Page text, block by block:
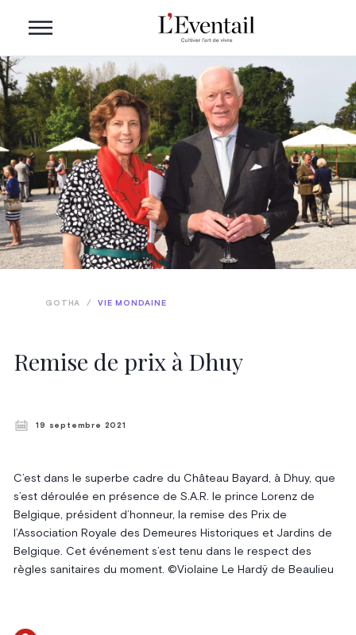
Remise de prix à Dhuy
GOTHA / VIE MONDAINE
19 septembre 2021
C’est dans le superbe cadre du Château Bayard, à Dhuy, que
s’est déroulée en présence de S.A.R. le prince Lorenz de
Belgique, président d’honneur, la remise des Prix de
l’Association Royale des Demeures Historiques et Jardins de
Belgique. Cet événement s’est tenu dans le respect des
règles sanitaires du moment. ©Violaine Le Hardÿ de Beaulieu